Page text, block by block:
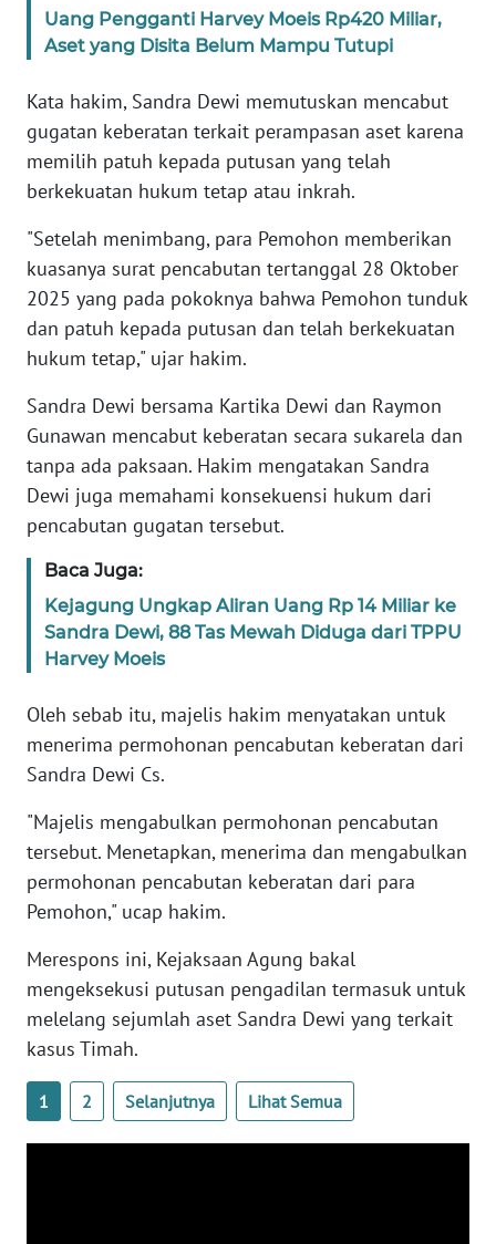
Uang Pengganti Harvey Moeis Rp420 Miliar,
Aset yang Disita Belum Mampu Tutupi
Kata hakim, Sandra Dewi memutuskan mencabut
gugatan keberatan terkait perampasan aset karena
memilih patuh kepada putusan yang telah
berkekuatan hukum tetap atau inkrah.
"Setelah menimbang, para Pemohon memberikan
kuasanya surat pencabutan tertanggal 28 Oktober
2025 yang pada pokoknya bahwa Pemohon tunduk
dan patuh kepada putusan dan telah berkekuatan
hukum tetap," ujar hakim.
Sandra Dewi bersama Kartika Dewi dan Raymon
Gunawan mencabut keberatan secara sukarela dan
tanpa ada paksaan. Hakim mengatakan Sandra
Dewi juga memahami konsekuensi hukum dari
pencabutan gugatan tersebut.
Baca Juga:
Kejagung Ungkap Aliran Uang Rp 14 Miliar ke
Sandra Dewi, 88 Tas Mewah Diduga dari TPPU
Harvey Moeis
Oleh sebab itu, majelis hakim menyatakan untuk
menerima permohonan pencabutan keberatan dari
Sandra Dewi Cs.
"Majelis mengabulkan permohonan pencabutan
tersebut. Menetapkan, menerima dan mengabulkan
permohonan pencabutan keberatan dari para
Pemohon," ucap hakim.
Merespons ini, Kejaksaan Agung bakal
mengeksekusi putusan pengadilan termasuk untuk
melelang sejumlah aset Sandra Dewi yang terkait
kasus Timah.
1 2 Selanjutnya Lihat Semua
TENTANG
PEDOMAN
MEDIA
SIBER
REDAKSI
KARIR
DISCLAIMER
News
Regional
WN
WN
JAKARTA
JABAR
WN
WN
KEPRI
WN
PAPUA
BARAT